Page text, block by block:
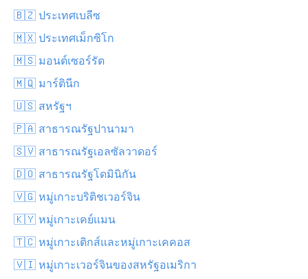
🇧🇿 ประเทศเบลีซ
🇲🇽 ประเทศเม็กซิโก
🇲🇸 มอนต์เซอร์รัต
🇲🇶 มาร์ตินีก
🇺🇸 สหรัฐฯ
🇵🇦 สาธารณรัฐปานามา
🇸🇻 สาธารณรัฐเอลซัลวาดอร์
🇩🇴 สาธารณรัฐโดมินิกัน
🇻🇬 หมู่เกาะบริติชเวอร์จิน
🇰🇾 หมู่เกาะเคย์แมน
🇹🇨 หมู่เกาะเติกส์และหมู่เกาะเคคอส
🇻🇮 หมู่เกาะเวอร์จินของสหรัฐอเมริกา